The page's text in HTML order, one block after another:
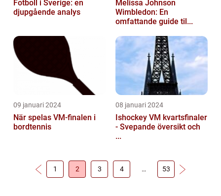
Fotboll i Sverige: en
djupgående analys
Melissa Johnson
Wimbledon: En
omfattande guide til...
09 januari 2024
När spelas VM-finalen i
bordtennis
08 januari 2024
Ishockey VM kvartsfinaler
- Svepande översikt och
...
1 2 3 4 … 53